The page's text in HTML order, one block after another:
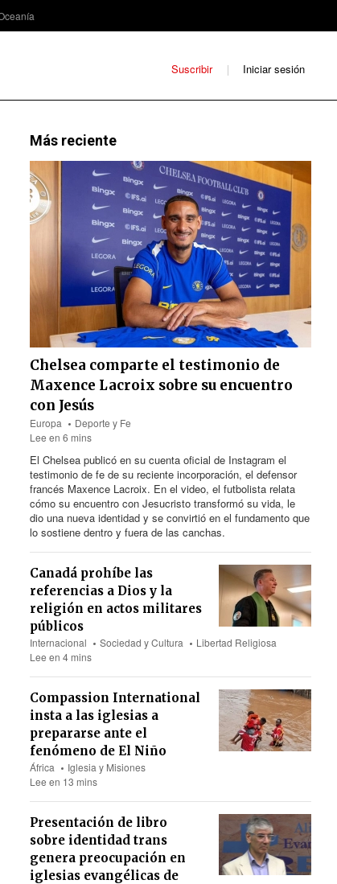
Suscribir Iniciar sesión
Más reciente
Chelsea comparte el testimonio de
Maxence Lacroix sobre su encuentro
con Jesús
Europa
Deporte y Fe
Lee en 6 mins
El Chelsea publicó en su cuenta oficial de Instagram el
testimonio de fe de su reciente incorporación, el defensor
francés Maxence Lacroix. En el video, el futbolista relata
cómo su encuentro con Jesucristo transformó su vida, le
dio una nueva identidad y se convirtió en el fundamento que
lo sostiene dentro y fuera de las canchas.
Canadá prohíbe las
referencias a Dios y la
religión en actos militares
públicos
Internacional Sociedad y Cultura
Libertad Religiosa
Lee en 4 mins
Compassion International
insta a las iglesias a
prepararse ante el
fenómeno de El Niño
África
Iglesia y Misiones
Lee en 13 mins
Presentación de libro
sobre identidad trans
genera preocupación en
iglesias evangélicas de